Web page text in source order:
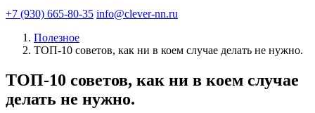
+7 (930) 665-80-35 info@clever-nn.ru
Полезное
ТОП-10 советов, как ни в коем случае делать не нужно.
ТОП-10 советов, как ни в коем случае
делать не нужно.